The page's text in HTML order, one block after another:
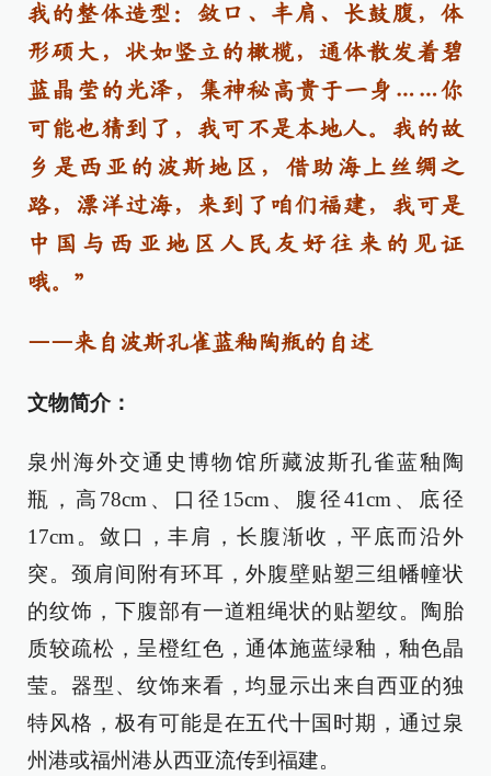
我的整体造型：敛口、丰肩、长鼓腹，体
形硕大，状如竖立的橄榄，通体散发着碧
蓝晶莹的光泽，集神秘高贵于一身……你
可能也猜到了，我可不是本地人。我的故
乡是西亚的波斯地区，借助海上丝绸之
路，漂洋过海，来到了咱们福建，我可是
中国与西亚地区人民友好往来的见证
哦。”
——来自 波斯孔雀蓝釉陶瓶的自述
文物简介：
泉州海外交通史博物馆所藏波斯孔雀蓝釉陶
瓶，高78cm、口径15cm、腹径41cm、底径
17cm。敛口，丰肩，长腹渐收，平底而沿外
突。颈肩间附有环耳，外腹壁贴塑三组幡幢状
的纹饰，下腹部有一道粗绳状的贴塑纹。陶胎
质较疏松，呈橙红色，通体施蓝绿釉，釉色晶
莹。器型、纹饰来看，均显示出来自西亚的独
特风格，极有可能是在五代十国时期，通过泉
州港或福州港从西亚流传到福建。